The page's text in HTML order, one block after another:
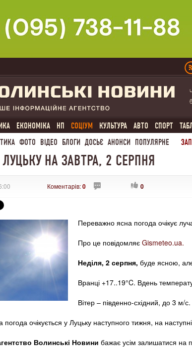
ЕКОНОМІКА НП СОЦІУМ КУЛЬТУРА АВТО СПОРТ
ФОТО ВІДЕО БЛОГИ ДОСЬЄ АНОНСИ ПОПУЛЯРНЕ
НА ЗАВТРА, 2 СЕРПНЯ
Коментарів:0 0
Переважно ясна погода очікує
Про це повідомляє Gismeteo.ua.
Неділя, 2 серпня, буде ясною,
Вранці +17..19°C. Вдень
Вітер – південно-східний, до 3 м/с.
очікується у Луцьку наступного тижня, на
Волинські Новини бажає усім залишатися на